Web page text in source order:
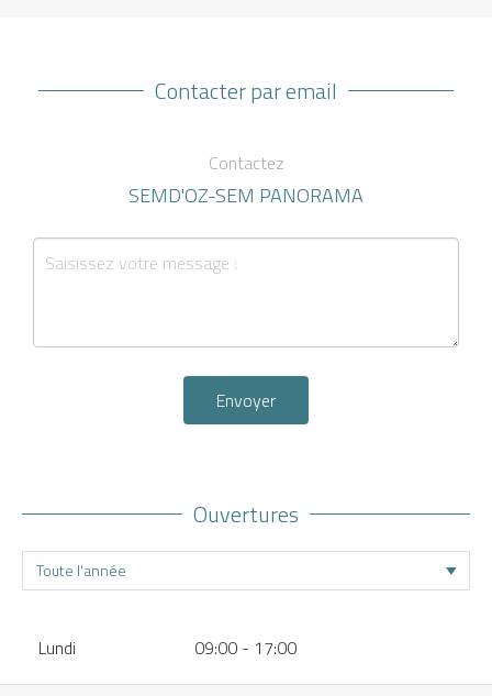
Contacter par email
Contactez
SEMD'OZ-SEM PANORAMA
Envoyer
Ouvertures
Lundi 09:00 - 17:00